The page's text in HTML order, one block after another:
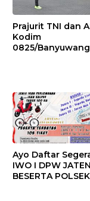
Prajurit TNI dan
Kodim
0825/
Ayo Daftar
IWO I DPW
BESERTA POLSEK